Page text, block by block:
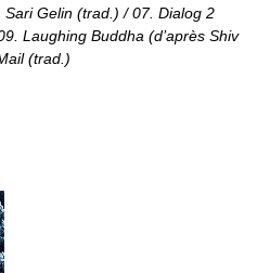
Gelin (trad.) / 07. Dialog 2
Laughing Buddha (d’après Shiv
(trad.)